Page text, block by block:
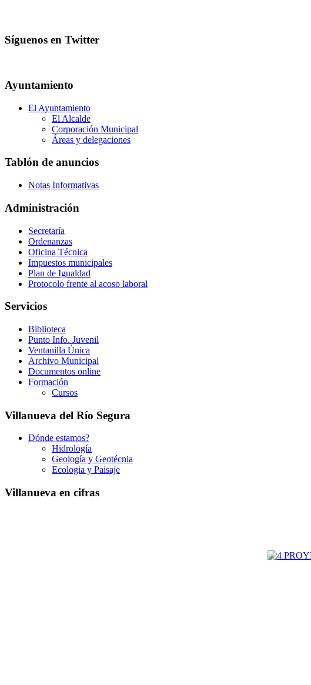
Síguenos en Twitter
Ayuntamiento
El Ayuntamiento
El Alcalde
Corporación Municipal
Áreas y delegaciones
Tablón de anuncios
Notas Informativas
Administración
Secretaría
Ordenanzas
Oficina Técnica
Impuestos municipales
Plan de Igualdad
Protocolo frente al acoso laboral
Servicios
Biblioteca
Punto Info. Juvenil
Ventanilla Única
Archivo Municipal
Documentos online
Formación
Cursos
Villanueva del Río Segura
Dónde estamos?
Hidrología
Geología y Geotécnia
Ecologia y Paisaje
Villanueva en cifras